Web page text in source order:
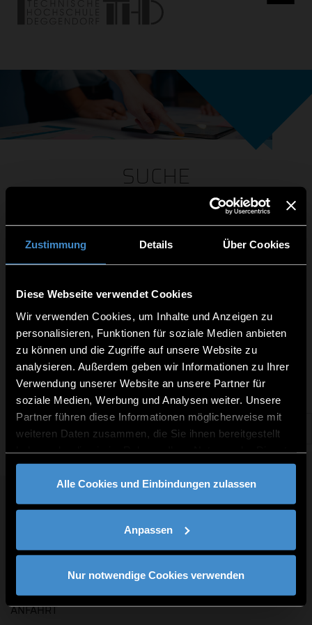
Zustimmung Details Über Cookies
Diese Webseite verwendet Cookies
Wir verwenden Cookies, um Inhalte und Anzeigen zu
personalisieren, Funktionen für soziale Medien anbieten
zu können und die Zugriffe auf unsere Website zu
analysieren. Außerdem geben wir Informationen zu Ihrer
Verwendung unserer Website an unsere Partner für
soziale Medien, Werbung und Analysen weiter. Unsere
Partner führen diese Informationen möglicherweise mit
weiteren Daten zusammen, die Sie ihnen bereitgestellt
gesammelt haben.
Alle Cookies und Einbindungen zulassen
Anpassen
Nur notwendige Cookies verwenden
SUCHE
QUICKLINKS
JOBS AN DER THD
KONTAKT
ANFAHRT
i
Wir verwenden die Google
Suche
Um Ihnen das bestmögliche Sucherlebnis zu bieten,
verwenden wir die Google Suche. Dabei wird Ihr
Suchbegriff und Ihre IP-Adresse an Google
übermittelt. Willigen Sie in die Übermittlung der Daten
nicht ein, so können wir Ihnen unseren Suchdienst
leider nicht anbieten. Sie können Ihre Einwilligung
jederzeit widerrufen. Informationen zur
Rechtsgrundlage, Speicherdauer und Widerruf Ihrer
Zustimmung finden Sie hier:https://th-